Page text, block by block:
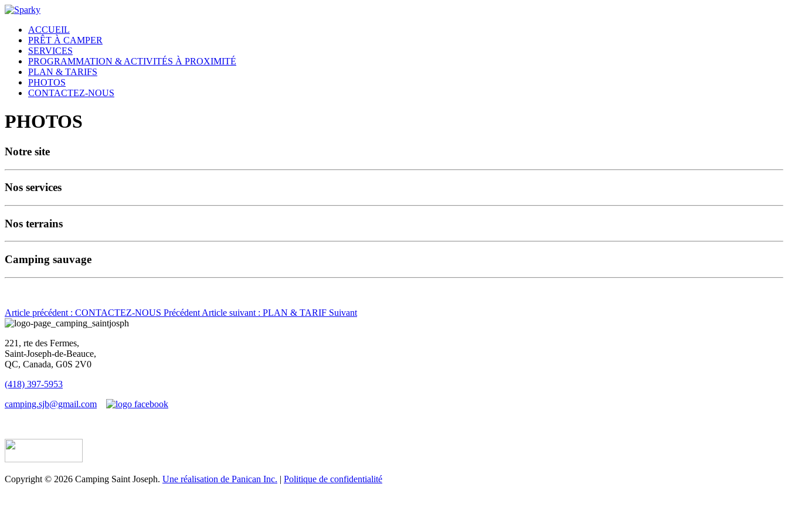
ACCUEIL
PRÊT À CAMPER
SERVICES
PROGRAMMATION & ACTIVITÉS À PROXIMITÉ
PLAN & TARIFS
PHOTOS
CONTACTEZ-NOUS
PHOTOS
Notre site
Nos services
Nos terrains
Camping sauvage
Article précédent : CONTACTEZ-NOUS Précédent Article suivant : PLAN & TARIF Suivant
221, rte des Fermes,
Saint-Joseph-de-Beauce,
QC, Canada, G0S 2V0
(418) 397-5953
camping.sjb@gmail.com
Copyright © 2026 Camping Saint Joseph. Une réalisation de Panican Inc. | Politique de confidentialité